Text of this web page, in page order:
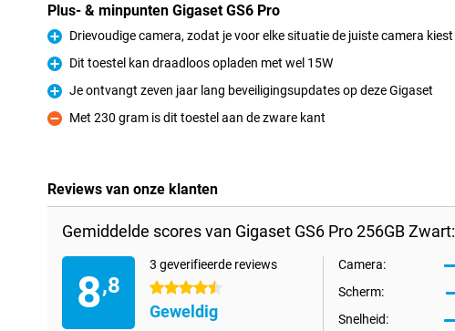
Plus- & minpunten Gigaset GS6 Pro
Pluspunt
Drievoudige camera, zodat je voor elke situatie de juiste camera kiest
Pluspunt
Dit toestel kan draadloos opladen met wel 15W
Pluspunt
Je ontvangt zeven jaar lang beveiligingsupdates op deze Gigaset
Minpunt
Met 230 gram is dit toestel aan de zware kant
Reviews van onze klanten
Gemiddelde scores van Gigaset GS6 Pro 256GB Zwart:
8,8
3 geverifieerde reviews
4.5 sterren
Geweldig
Camera:
Scherm:
Snelheid: